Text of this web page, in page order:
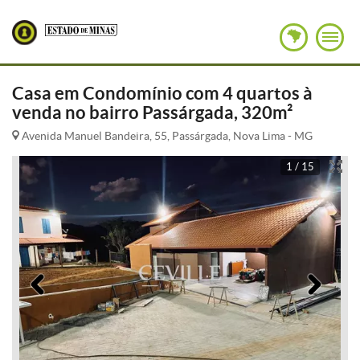
Casa em Condomínio com 4 quartos à
venda no bairro Passárgada, 320m²
Avenida Manuel Bandeira, 55, Passárgada, Nova Lima - MG
1 / 15
Anterior